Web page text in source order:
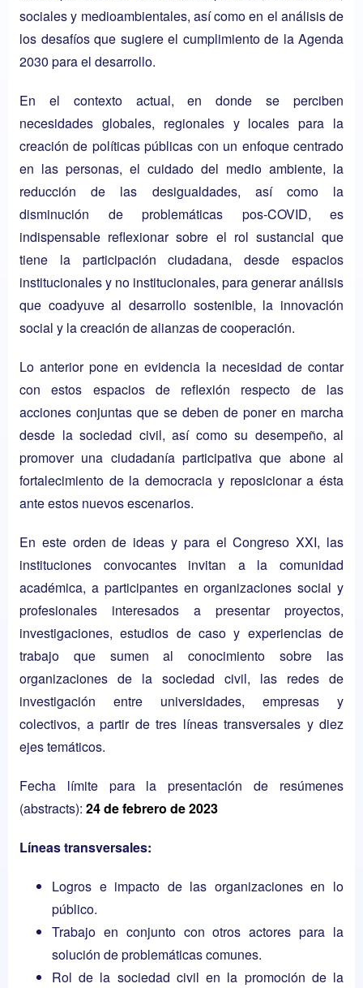
sociales y medioambientales, así como en el análisis de
los desafíos que sugiere el cumplimiento de la Agenda
2030 para el desarrollo.
En el contexto actual, en donde se perciben
necesidades globales, regionales y locales para la
creación de políticas públicas con un enfoque centrado
en las personas, el cuidado del medio ambiente, la
reducción de las desigualdades, así como la
disminución de problemáticas pos-COVID, es
indispensable reflexionar sobre el rol sustancial que
tiene la participación ciudadana, desde espacios
institucionales y no institucionales, para generar análisis
que coadyuve al desarrollo sostenible, la innovación
social y la creación de alianzas de cooperación.
Lo anterior pone en evidencia la necesidad de contar
con estos espacios de reflexión respecto de las
acciones conjuntas que se deben de poner en marcha
desde la sociedad civil, así como su desempeño, al
promover una ciudadanía participativa que abone al
fortalecimiento de la democracia y reposicionar a ésta
ante estos nuevos escenarios.
En este orden de ideas y para el Congreso XXI, las
instituciones convocantes invitan a la comunidad
académica, a participantes en organizaciones social y
profesionales interesados a presentar proyectos,
investigaciones, estudios de caso y experiencias de
trabajo que sumen al conocimiento sobre las
organizaciones de la sociedad civil, las redes de
investigación entre universidades, empresas y
colectivos, a partir de tres líneas transversales y diez
ejes temáticos.
Fecha límite para la presentación de resúmenes
(abstracts): 24 de febrero de 2023
Líneas transversales:
Logros e impacto de las organizaciones en lo
público.
Trabajo en conjunto con otros actores para la
solución de problemáticas comunes.
Rol de la sociedad civil en la promoción de la